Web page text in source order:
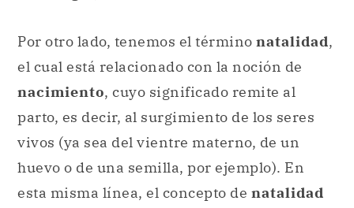
Por otro lado, tenemos el término natalidad,
el cual está relacionado con la noción de
nacimiento, cuyo significado remite al
parto, es decir, al surgimiento de los seres
vivos (ya sea del vientre materno, de un
huevo o de una semilla, por ejemplo). En
esta misma línea, el concepto de natalidad